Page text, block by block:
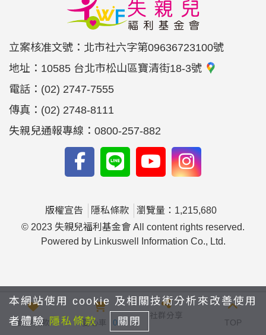
立案核准文號：北市社六字第09636723100號
地址： 10585 台北市松山區寶清街18-3號
電話： (02) 2747-7555
傳真： (02) 2748-8111
失親兒通報專線：0800-257-882
版權宣告 隱私條款
瀏覽量：1,215,680
© 2023 失親兒福利基金會 All content rights reserved.
Powered by Linkuswell Information Co., Ltd.
我要捐款 愛心車 0
社群分享
TOP
本網站使用 cookie 及相關技術分析來改善使用
者體驗 隱私條款 關閉
yfyfyy